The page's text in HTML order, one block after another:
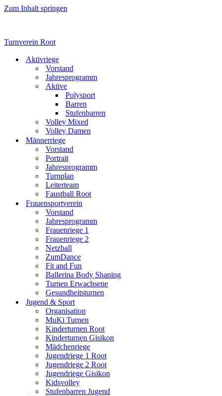
Zum Inhalt springen
Turnverein Root
Aktivriege
Vorstand
Jahresprogramm
Aktive
Polysport
Barren
Stufenbarren
Volley Mixed
Volley Damen
Männerriege
Vorstand
Portrait
Jahresprogramm
Turnplan
Leiterteam
Faustball Root
Frauensportverein
Vorstand
Jahresprogramm
Frauenriege 1
Frauenriege 2
Netzball
ZumDance
Fit and Fun
Ballerina Body Shaping
Turnen Erwachsene
Gesundheitsturnen
Jugend & Sport
Organisation
MuKi Turnen
Kinderturnen Root
Kinderturnen Gisikon
Mädchenriege
Jugendriege 1 Root
Jugendriege 2 Root
Jugendriege Gisikon
Kidsvolley
Stufenbarren Jugend